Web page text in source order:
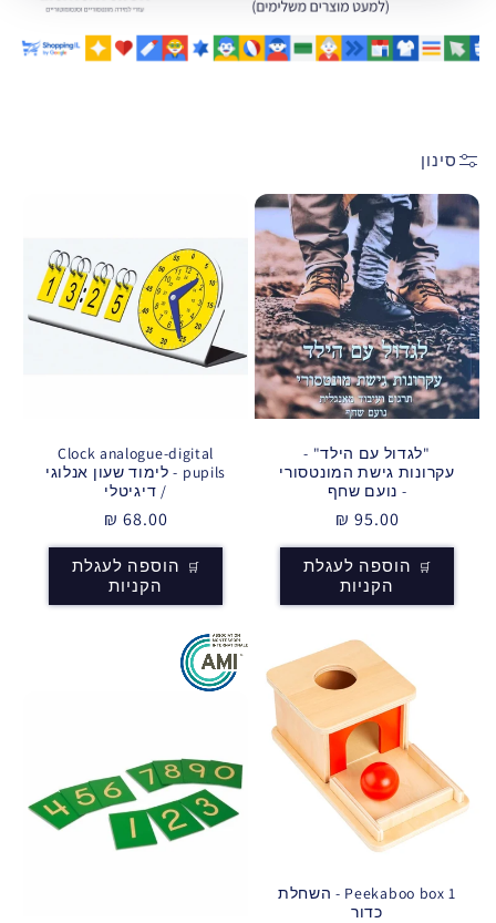
י
:
סינון
"לגדול עם הילד" -
עקרונות גישת המונטסורי
- נועם שחף
מחיר
רגיל
95.00 ₪
הוספה לעגלת
הקניות
Clock analogue-digital
pupils - לימוד שעון אנלוגי
/ דיגיטלי
מחיר
רגיל
68.00 ₪
הוספה לעגלת
הקניות
Peekaboo box 1 - השחלת
כדור